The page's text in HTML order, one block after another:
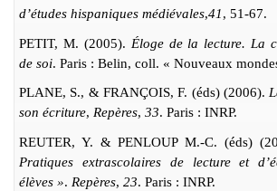
d’études hispaniques médiévales,41, 51-67.
PETIT, M. (2005). Éloge de la lecture. La
de soi. Paris : Belin, coll. « Nouveaux
PLANE, S., & FRANÇOIS, F. (éds) (2006).
son écriture, Repères, 33. Paris : INRP.
REUTER, Y. & PENLOUP M.-C. (éds)
Pratiques extrascolaires de lecture et
élèves ». Repères, 23. Paris : INRP.